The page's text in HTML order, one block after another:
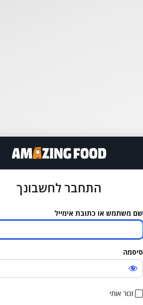
התחבר
התחבר לחשבונך
שם משתמש או כתובת אימייל
סיסמה
זכור אותי